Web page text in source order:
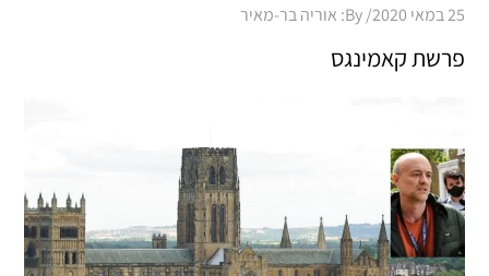
Posted
25 במאי 2020 By: אוריה בר-מאיר
פרשת קאמינגס